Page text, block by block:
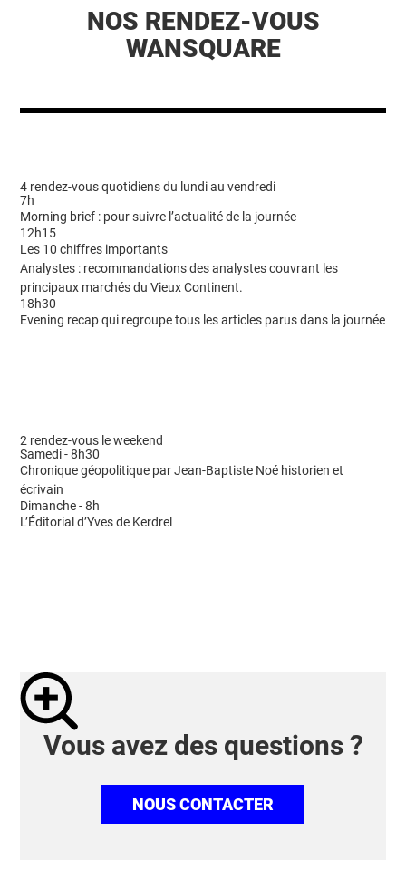
NOS RENDEZ-VOUS
WANSQUARE
4 rendez-vous quotidiens du lundi au vendredi
7h
Morning brief : pour suivre l’actualité de la journée
12h15
Les 10 chiffres importants
Analystes : recommandations des analystes couvrant les
principaux marchés du Vieux Continent.
18h30
Evening recap qui regroupe tous les articles parus dans la journée
2 rendez-vous le weekend
Samedi - 8h30
Chronique géopolitique par Jean-Baptiste Noé historien et
écrivain
Dimanche - 8h
L’Éditorial d’Yves de Kerdrel
Vous avez des questions ?
NOUS CONTACTER